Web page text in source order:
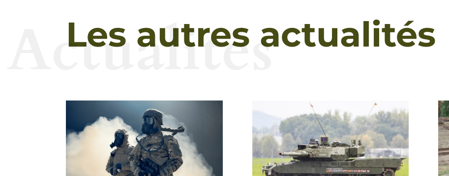
Les autres actualités
Actualités